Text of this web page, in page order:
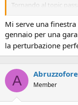
Tornando al topic
si vede nulla
Mi serve una
gennaio per una
la perturbazione
A Member